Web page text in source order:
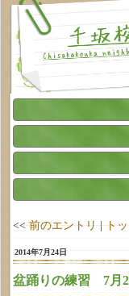
<< 前のエントリ | ト
2014年7月24日
盆踊りの練習 7月